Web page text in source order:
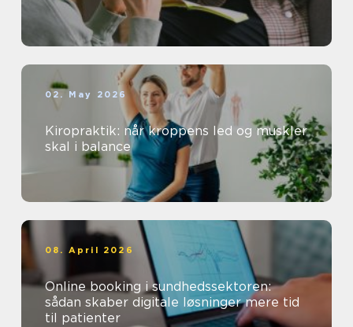
02. May 2026
Kiropraktik: når kroppens led og muskler
skal i balance
08. April 2026
Online booking i sundhedssektoren:
sådan skaber digitale løsninger mere tid
til patienter